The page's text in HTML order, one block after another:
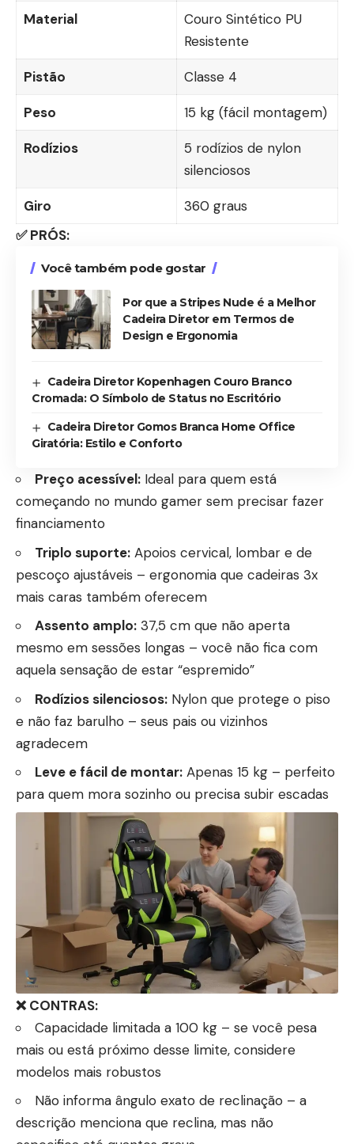
Material
Couro Sintético PU
Resistente
Pistão Classe 4
Peso 15 kg (fácil montagem)
Rodízios
5 rodízios de nylon
silenciosos
Giro
360 graus
✅ PRÓS:
Você também pode gostar
Por que a Stripes Nude é a Melhor
Cadeira Diretor em Termos de
Design e Ergonomia
Cadeira Diretor Kopenhagen Couro Branco
Cromada: O Símbolo de Status no Escritório
Cadeira Diretor Gomos Branca Home Office
Giratória: Estilo e Conforto
Preço acessível: Ideal para quem está
começando no mundo gamer sem precisar fazer
financiamento
Triplo suporte: Apoios cervical, lombar e de
pescoço ajustáveis – ergonomia que cadeiras 3x
mais caras também oferecem
Assento amplo: 37,5 cm que não aperta
mesmo em sessões longas – você não fica com
aquela sensação de estar “espremido”
Rodízios silenciosos: Nylon que protege o piso
e não faz barulho – seus pais ou vizinhos
agradecem
Leve e fácil de montar: Apenas 15 kg – perfeito
para quem mora sozinho ou precisa subir escadas
❌ CONTRAS:
Capacidade limitada a 100 kg – se você pesa
mais ou está próximo desse limite, considere
modelos mais robustos
Não informa ângulo exato de reclinação – a
descrição menciona que reclina, mas não